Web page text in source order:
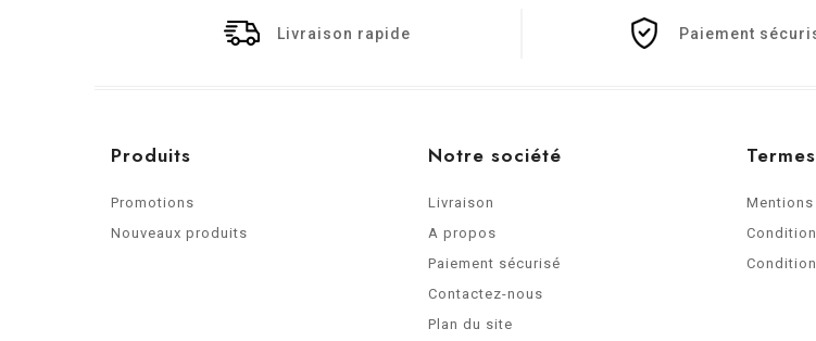
Livraison rapide Paiement
Produits
Promotions
Nouveaux produits
Notre société
Livraison
A propos
Paiement sécurisé
Contactez-nous
Plan du site